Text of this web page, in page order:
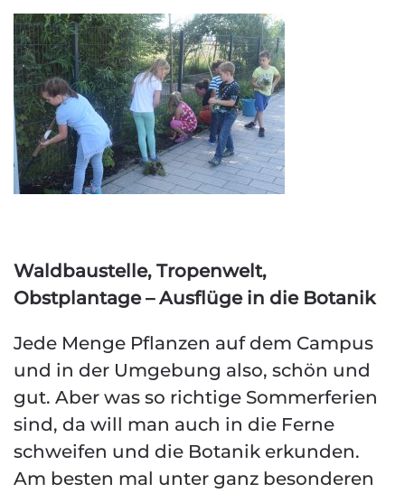
Waldbaustelle, Tropenwelt,
Obstplantage – Ausflüge in die Botanik
Jede Menge Pflanzen auf dem Campus
und in der Umgebung also, schön und
gut. Aber was so richtige Sommerferien
sind, da will man auch in die Ferne
schweifen und die Botanik erkunden.
Am besten mal unter ganz besonderen